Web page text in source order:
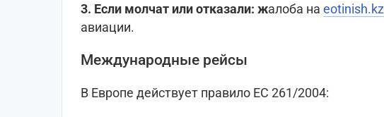
3. Если молчат или отказали: жалоба на eotinish.kz
авиации.
Международные рейсы
В Европе действует правило EC 261/2004: